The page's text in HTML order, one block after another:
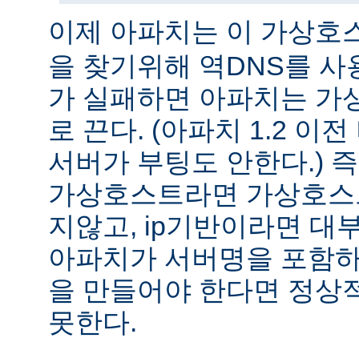
이제 아파치는 이 가상호
을 찾기위해 역DNS를 사
가 실패하면 아파치는 가
로 끈다. (아파치 1.2 이
서버가 부팅도 안한다.)
가상호스트라면 가상호
지않고, ip기반이라면 대
아파치가 서버명을 포함
을 만들어야 한다면 정상
못한다.